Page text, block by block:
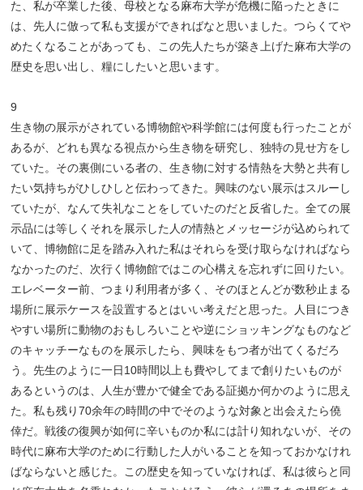
た、私が卒業した後、母校となる麻布大学が危機に陥ったときに
は、先人に倣って私も支援ができればなと思いました。つらくてや
めたくなることがあっても、この先人たちが築き上げた麻布大学の
歴史を思い出し、糧にしたいと思います。
9
生き物の展示がされている博物館や科学館には何度も行ったことが
あるが、どれも異なる視点から生き物を研究し、独特の見せ方をし
ていた。その裏側にいる者の、生き物に対する情熱を大勢と共有し
たい気持ちがひしひしと伝わってきた。興味のない展示はスルーし
ていたが、なんて失礼なことをしていたのだと反省した。全ての展
示品には等しくそれを展示した人の情熱とメッセージが込められて
いて、博物館に足を踏み入れた私はそれらを受け取らなければなら
なかったのだ、次行く博物館ではこの心構えを忘れずに回りたい。
エレベーター前、つまり利用者が多く、そのほとんどが数秒止まる
場所に展示ケースを設置するとはいい考えだと思った。人目につき
やすい場所に動物のおもしろいことや逆にショッキングなものなど
のキャッチーなものを展示したら、興味をもつ者が出てくるだろ
う。先生のように一日10時間以上も費やしてまで創りたいものが
あるというのは、人生が豊かで健全である証拠か何かのように思え
た。私も残り70余年の時間の中でそのような対象と出会えたら僥
倖だ。戦後の復興が如何に辛いものか私には計り知れないが、その
時代に麻布大学のために行動した人がいることを知っておかなけれ
ばならないと感じた。この歴史を知っていなければ、私は彼らと同